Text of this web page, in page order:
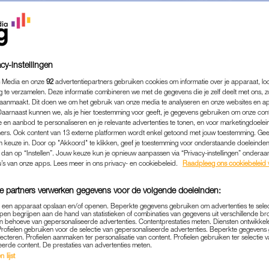
JE HET PLAATSEN
CHECK DAN
TUIN
WONEN & KLUSSEN|GOED OM TE WETEN
27-12-2025 | ANGELIQUE BREVÉ
op in de tuin: de warmtepomp. Functioneel,
Maar waar zet je zo’n apparaat neer? Te vaak zie
instellingen
en onze 92 advertentiepartners gebruiken cookies om informatie over je apparaat,
te verzamelen. Deze informatie combineren we met de gegevens die je zelf deelt met ons,
Dit doen we om het gebruik van onze media te analyseren en onze websites en
kunnen we, als je hier toestemming voor geeft, je gegevens gebruiken om onze
en aanbod te personaliseren en je relevante advertenties te tonen, en voor
Ook content van 13 externe platformen wordt enkel getoond met jouw toestemming.
keuze in. Door op "Akkoord" te klikken, geef je toestemming voor onderstaande
op “Instellen”. Jouw keuze kun je opnieuw aanpassen via “Privacy-instellingen”
van onze apps. Lees meer in ons privacy- en cookiebeleid.
Raadpleeg ons cookiebeleid
partners verwerken gegevens voor de volgende doeleinden:
apparaat opslaan en/of openen. Beperkte gegevens gebruiken om advertenties te
begrijpen aan de hand van statistieken of combinaties van gegevens uit verschillende
behoeve van gepersonaliseerde advertenties. Contentprestaties meten. Diensten
gebruiken voor de selectie van gepersonaliseerde advertenties. Beperkte
Profielen aanmaken ter personalisatie van content. Profielen gebruiken ter selectie
content. De prestaties van advertenties meten.
lijst